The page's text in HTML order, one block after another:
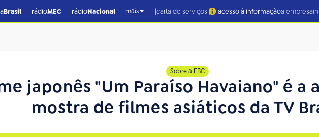
Brasil rádioMEC rádioNacional mais |carta de serviços| acesso à informaçãoa empresa
Sobre a EBC
japonês "Um Paraíso Havaiano" é a
mostra de filmes asiáticos da TV